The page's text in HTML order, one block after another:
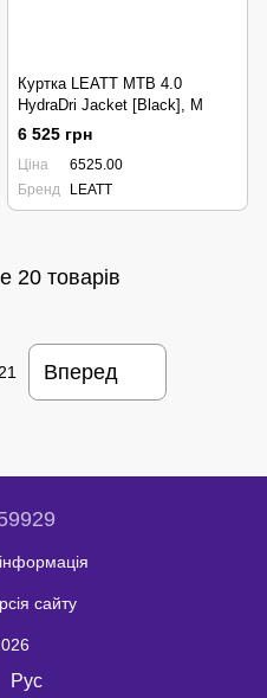
Куртка LEATT MTB 4.0
HydraDri Jacket [Black], M
6 525 грн
Ціна
6525.00
Бренд
LEATT
20 товарів
Вперед
сайту
Рус